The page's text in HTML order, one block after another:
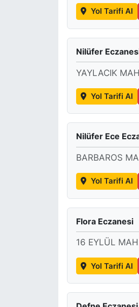
Yol Tarifi Al
Nilüfer
YAYLACIK
Yol Tarifi Al
Nilüfer Ece
BARBAROS
Yol Tarifi Al
Flora Eczanesi
16 EYLÜL
Yol Tarifi Al